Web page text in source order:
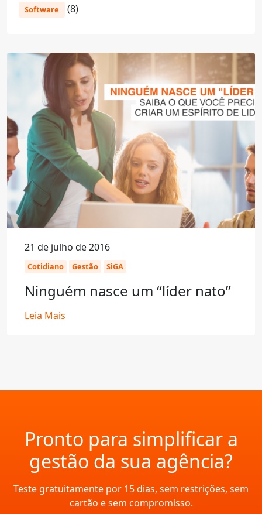
Software (8)
21 de julho de 2016
Cotidiano Gestão SiGA
Ninguém nasce um “líder nato”
Leia Mais
Pronto para simplificar a
gestão da sua agência?
Teste gratuitamente por 15 dias, sem restrições, sem
cartão e sem compromisso.